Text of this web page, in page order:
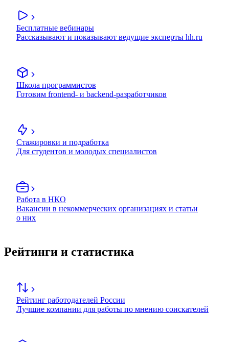
Бесплатные вебинары
Рассказывают и показывают ведущие эксперты hh.ru
Школа программистов
Готовим frontend- и backend-разработчиков
Стажировки и подработка
Для студентов и молодых специалистов
Работа в НКО
Вакансии в некоммерческих организациях и статьи
о них
Рейтинги и статистика
Рейтинг работодателей России
Лучшие компании для работы по мнению соискателей